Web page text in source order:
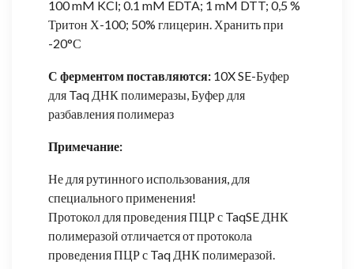
100 mM KCl; 0.1 mM EDTA; 1 mM DTT; 0,5 %
Тритон Х-100; 50% глицерин. Хранить при
-20°С
С ферментом поставляются: 10X SE-Буфер
для Taq ДНК полимеразы, Буфер для
разбавления полимераз
Примечание:
Не для рутинного использования, для
специального применения!
Протокол для проведения ПЦР с TaqSE ДНК
полимеразой отличается от протокола
проведения ПЦР с Taq ДНК полимеразой.